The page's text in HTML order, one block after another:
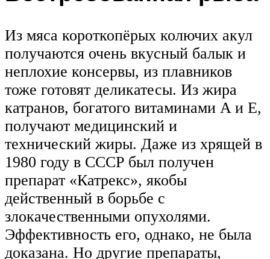
Из мяса короткопёрых колючих акул
получаются очень вкусный балык и
неплохие консервы, из плавников
тоже готовят деликатесы. Из жира
катранов, богатого витаминами A и Е,
получают медицинский и
технический жиры. Даже из хрящей в
1980 году в СССР был получен
препарат «Катрекс», якобы
действенный в борьбе с
злокачественными опухолями.
Эффективность его, однако, не была
доказана. Но другие препараты,